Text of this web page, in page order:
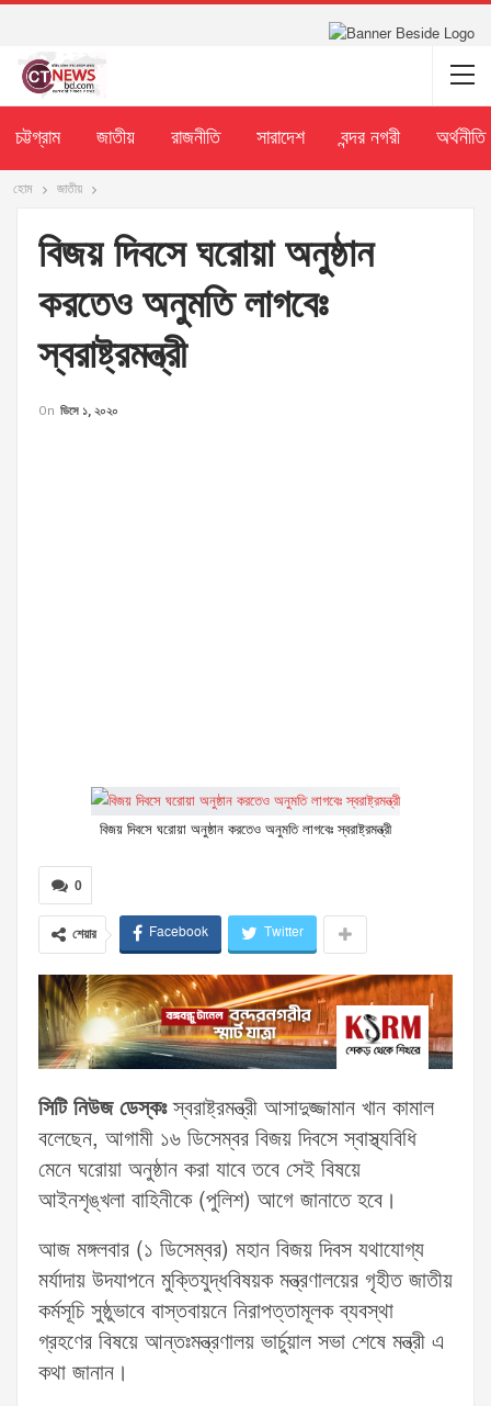
চট্টগ্রাম জাতীয় রাজনীতি সারাদেশ বন্দর নগরী অর্থনীতি
হোম জাতীয়
বিজয় দিবসে ঘরোয়া অনুষ্ঠান
করতেও অনুমতি লাগবেঃ
স্বরাষ্ট্রমন্ত্রী
On ডিসে ১, ২০২০
বিজয় দিবসে ঘরোয়া অনুষ্ঠান করতেও অনুমতি লাগবেঃ স্বরাষ্ট্রমন্ত্রী
0
শেয়ার Facebook Twitter
সিটি নিউজ ডেস্কঃস্বরাষ্ট্রমন্ত্রী আসাদুজ্জামান খান কামাল
বলেছেন, আগামী ১৬ ডিসেম্বর বিজয় দিবসে স্বাস্থ্যবিধি
মেনে ঘরোয়া অনুষ্ঠান করা যাবে তবে সেই বিষয়ে
আইনশৃঙ্খলা বাহিনীকে (পুলিশ) আগে জানাতে হবে।
আজ মঙ্গলবার (১ ডিসেম্বর) মহান বিজয় দিবস যথাযোগ্য
মর্যাদায় উদযাপনে মুক্তিযুদ্ধবিষয়ক মন্ত্রণালয়ের গৃহীত জাতীয়
কর্মসূচি সুষ্ঠুভাবে বাস্তবায়নে নিরাপত্তামূলক ব্যবস্থা
গ্রহণের বিষয়ে আন্তঃমন্ত্রণালয় ভার্চুয়াল সভা শেষে মন্ত্রী এ
কথা জানান।